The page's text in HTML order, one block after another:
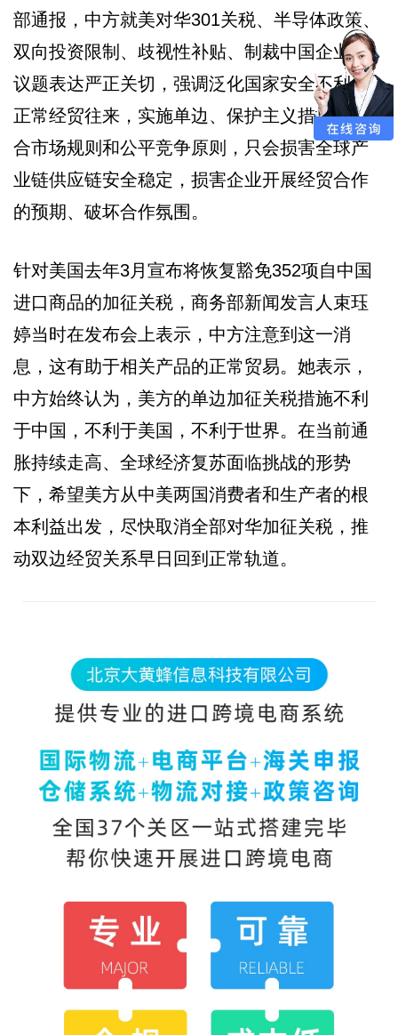
部通报，中方就美对华301关税、半导体政策、
双向投资限制、歧视性补贴、制裁中国企业等
议题表达严正关切，强调泛化国家安全不利于
正常经贸往来，实施单边、保护主义措施不符
合市场规则和公平竞争原则，只会损害全球产
业链供应链安全稳定，损害企业开展经贸合作
的预期、破坏合作氛围。
针对美国去年3月宣布将恢复豁免352项自中国
进口商品的加征关税，商务部新闻发言人束珏
婷当时在发布会上表示，中方注意到这一消
息，这有助于相关产品的正常贸易。她表示，
中方始终认为，美方的单边加征关税措施不利
于中国，不利于美国，不利于世界。在当前通
胀持续走高、全球经济复苏面临挑战的形势
下，希望美方从中美两国消费者和生产者的根
本利益出发，尽快取消全部对华加征关税，推
动双边经贸关系早日回到正常轨道。